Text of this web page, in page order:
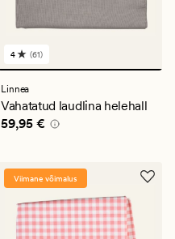
61
arvustust
keskmise
hinnanguga
4
4 (61)
Linnea
Vahatatud laudlina helehall
Pris_ee 59,95 €
59,95 €
Viimane võimalus